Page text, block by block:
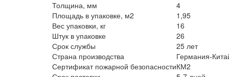
Толщина, мм
4
Площадь в упаковке, м2
1,95
Вес упаковки, кг
16
Штук в упаковке
26
Срок службы
25 лет
Страна производства
Германия-
Сертификат пожарной безопасностиКМ2